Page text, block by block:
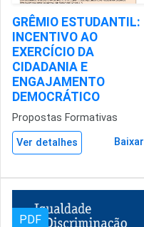
GRÊMIO ESTUDANTIL:
INCENTIVO AO
EXERCÍCIO DA
CIDADANIA E
ENGAJAMENTO
DEMOCRÁTICO
Propostas Formativas
Ver detalhes Baixar
PDF